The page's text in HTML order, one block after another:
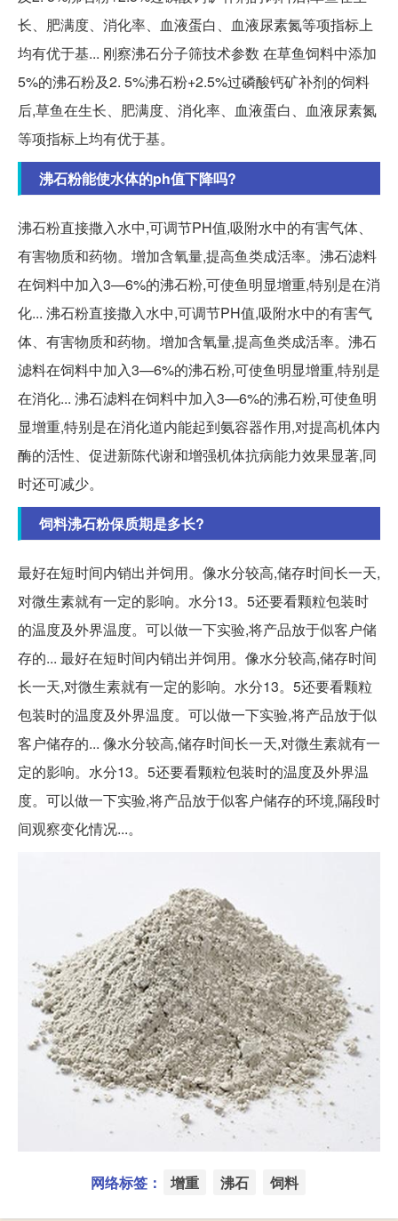
长、肥满度、消化率、血液蛋白、血液尿素氮等项指标上
均有优于基... 刚察沸石分子筛技术参数 在草鱼饲料中添加
5%的沸石粉及2. 5%沸石粉+2.5%过磷酸钙矿补剂的饲料
后,草鱼在生长、肥满度、消化率、血液蛋白、血液尿素氮
等项指标上均有优于基。
沸石粉能使水体的ph值下降吗?
沸石粉直接撒入水中,可调节PH值,吸附水中的有害气体、
有害物质和药物。增加含氧量,提高鱼类成活率。沸石滤料
在饲料中加入3—6%的沸石粉,可使鱼明显增重,特别是在消
化... 沸石粉直接撒入水中,可调节PH值,吸附水中的有害气
体、有害物质和药物。增加含氧量,提高鱼类成活率。沸石
滤料在饲料中加入3—6%的沸石粉,可使鱼明显增重,特别是
在消化... 沸石滤料在饲料中加入3—6%的沸石粉,可使鱼明
显增重,特别是在消化道内能起到氨容器作用,对提高机体内
酶的活性、促进新陈代谢和增强机体抗病能力效果显著,同
时还可减少。
饲料沸石粉保质期是多长?
最好在短时间内销出并饲用。像水分较高,储存时间长一天,
对微生素就有一定的影响。水分13。5还要看颗粒包装时
的温度及外界温度。可以做一下实验,将产品放于似客户储
存的... 最好在短时间内销出并饲用。像水分较高,储存时间
长一天,对微生素就有一定的影响。水分13。5还要看颗粒
包装时的温度及外界温度。可以做一下实验,将产品放于似
客户储存的... 像水分较高,储存时间长一天,对微生素就有一
定的影响。水分13。5还要看颗粒包装时的温度及外界温
度。可以做一下实验,将产品放于似客户储存的环境,隔段时
间观察变化情况...。
网络标签： 增重 沸石 饲料